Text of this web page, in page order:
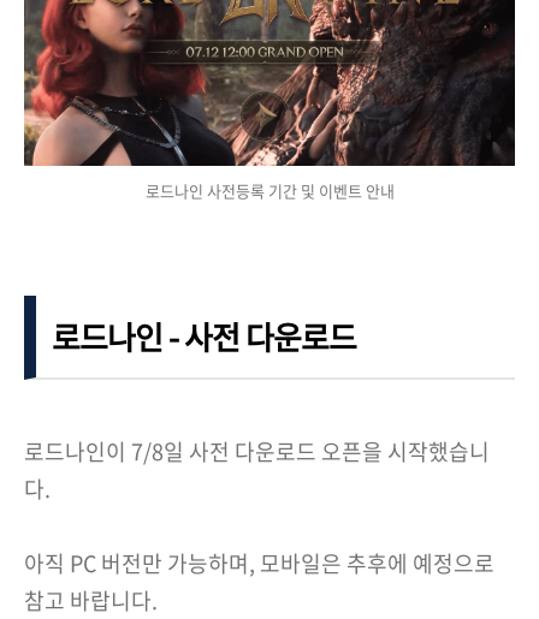
로드나인 사전등록 기간 및 이벤트 안내
로드나인 - 사전 다운로드
로드나인이 7/8일 사전 다운로드 오픈을 시작했습니
다.
아직 PC 버전만 가능하며, 모바일은 추후에 예정으로
참고 바랍니다.